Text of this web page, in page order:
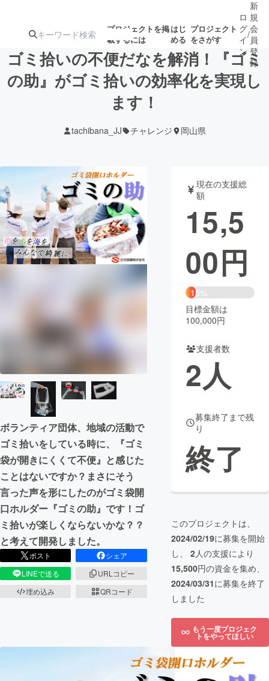
プロジェクトを掲
載するには
はじ
める
プロジェクト
をさがす
注目の新着プロ 募集終了が近いプ
テクノロジー・ガジェット
映像・映画 書籍・雑誌
ビジネス・起業 チャレンジ
まちづくり・地域活性化
CAMPFIRE for Social Good
CAMPFIRE Creation
CAMPFIREふるさと納税
コミュニティ
ロ
グ
イ
ン
/
新
規
会
員
登
録
ゴミ拾いの不便だなを解消！『ゴミ
の助』がゴミ拾いの効率化を実現し
ます！
tachibana_JJ チャレンジ 岡山県
ボランティア団体、地域の活動で
ゴミ拾いをしている時に、『ゴミ
袋が開きにくくて不便』と感じた
ことはないですか？まさにそう
言った声を形にしたのがゴミ袋開
口ホルダー『ゴミの助』です！ゴ
ミ拾いが楽しくならないかな？？
と考えて開発しました。
ポスト
シェア
LINEで送る
URLコピー
埋め込み
QRコード
現在の支援総
額
15,5
00円
15%
目標金額は
100,000円
支援者数
2人
募集終了まで残
り
終了
このプロジェクトは、
2024/02/19に募集を開始
し、 2人の支援により
15,500円の資金を集め、
2024/03/31に募集を終了
しました
もう一度プロジェク
トをやってほしい